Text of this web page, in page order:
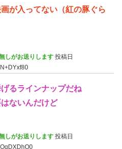
が入ってない（紅の豚ぐら
しがお送りします 投稿日
るラインナップだね
ないんだけど
しがお送りします 投稿日